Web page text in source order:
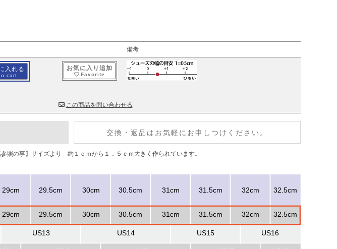
備考
入れる
cart
お気に入り追加
Favorite
この商品を問い合わせる
交換・返品はお気軽にお申しつけください。
照の事】サイズより 約１ｃｍから１．５ｃｍ大きく作られています。